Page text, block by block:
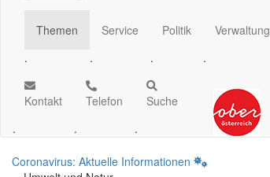
Themen
.
Service
.
Politik
.
Verwaltung
.
Kontakt
.
Telefon
.
Suche
.
Coronavirus: Aktuelle Informationen